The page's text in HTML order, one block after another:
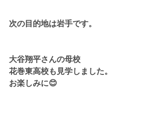
次の目的地は岩手です。
大谷翔平さんの母校
花巻東高校も見学しました。
お楽しみに😊